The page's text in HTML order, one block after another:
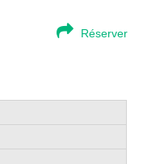
Réserver